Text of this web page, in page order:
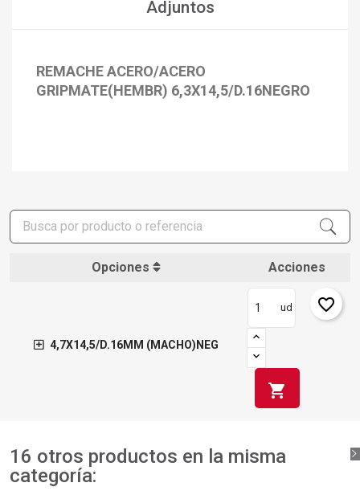
Crear nueva lista
Iniciar sesión
Adjuntos
REMACHE ACERO/ACERO
GRIPMATE(HEMBR) 6,3X14,5/D.16NEGRO
Opciones Acciones
4,7X14,5/D.16MM (MACHO)NEG
ud
shopping_cart
favorite_border
16 otros productos en la misma
categoría: